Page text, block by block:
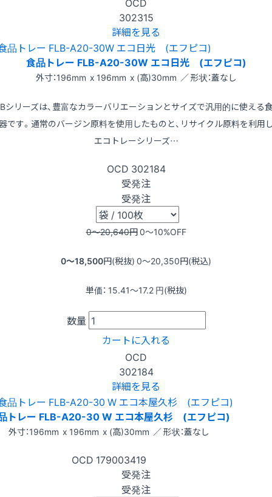
302315
詳細を見る
食品トレー FLB-A20-30W エコ日光 (エフピコ)
外寸：196mm x 196mm x (高)30mm ／ 形状：蓋なし
シリーズは、豊富なカラーバリエーションとサイズで汎用的に使える
です。通常のバージン原料を使用したものと、リサイクル原料を利用
エコトレーシリーズ…
OCD 302184
受発注
受発注
0〜20,640円0〜10%OFF
0〜18,500円(税抜) 0〜20,350円(税込)
単価： 15.41〜17.2 円(税抜)
数量
カートに入れる
OCD
302184
詳細を見る
トレー FLB-A20-30 W エコ本屋久杉 (エフピコ)
外寸：196mm x 196mm x (高)30mm ／ 形状：蓋なし
OCD 179003419
受発注
受発注